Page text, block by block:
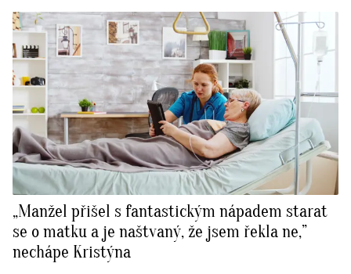
„Manžel přišel s fantastickým nápadem starat
se o matku a je naštvaný, že jsem řekla ne,”
nechápe Kristýna